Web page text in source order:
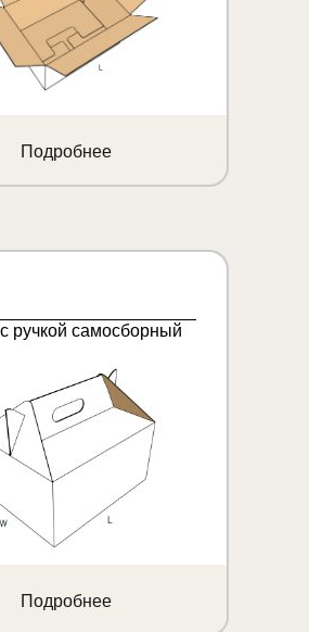
Подробнее
ручкой самосборный
Подробнее